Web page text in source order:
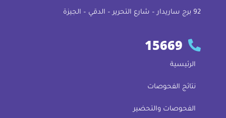
92 ﺑﺮج ﺳﺎرﻳﺪار – ﺷﺎرع اﻟﺘﺤﺮﻳﺮ – اﻟﺪﻗﻲ – اﻟﺠﻴﺰة
15669
الرئيسية
نتائج الفحوصات
الفحوصات والتحضير